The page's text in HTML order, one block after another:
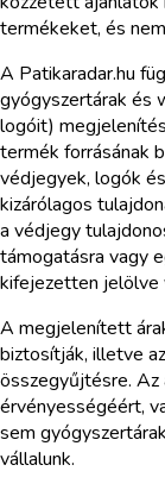
termékeket, és
A Patikaradar.hu
gyógyszertárak és
logóit)
termék forrásának
védjegyek, logók
kizárólagos
a védjegy
támogatásra vagy
kifejezetten jelölve
A megjelenített
biztosítják, illetve
összegyűjtésre.
érvényességéért,
sem
vállalunk.